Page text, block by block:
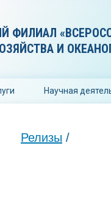
ФИЛИАЛ
И
Научная
Релизы /